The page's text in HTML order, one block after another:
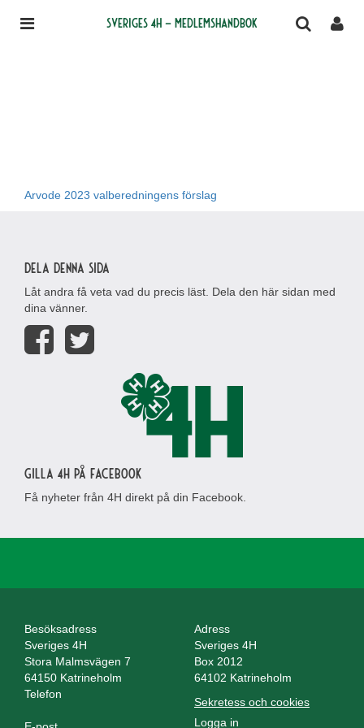
Sveriges 4H – medlemshandbok
Arvode 2023 valberedningens förslag
Dela denna sida
Låt andra få veta vad du precis läst. Dela den här sidan med
dina vänner.
Gilla 4H på Facebook
Få nyheter från 4H direkt på din Facebook.
Besöksadress
Sveriges 4H
Stora Malmsvägen 7
64150 Katrineholm
Adress
Sveriges 4H
Box 2012
64102 Katrineholm
Telefon
Sekretess och cookies
Logga in